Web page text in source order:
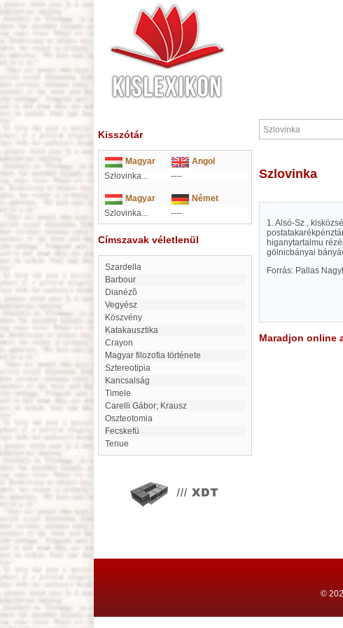
Kisszótár
Magyar
Angol
Szlovinka...
----
Magyar
Német
Szlovinka...
----
Címszavak véletlenül
Szardella
Barbour
Dianézô
Vegyész
Köszvény
Katakausztika
Crayon
Magyar filozofia története
Sztereotipia
Kancsalság
Timele
Carelli Gábor; Krausz
Oszteotomia
Fecskefü
Tenue
Szlovinka
1. Alsó-Sz.,
higanytartalmu
gölnicbányai
Forrás: Pallas
Maradjon online
©